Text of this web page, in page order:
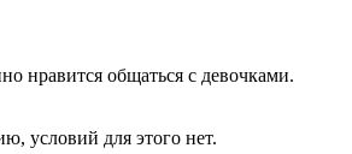
нравится общаться с девочками.
условий для этого нет.